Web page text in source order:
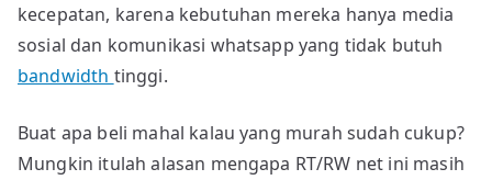
kecepatan, karena kebutuhan mereka hanya media
sosial dan komunikasi whatsapp yang tidak butuh
bandwidth tinggi.
Buat apa beli mahal kalau yang murah sudah cukup?
Mungkin itulah alasan mengapa RT/RW net ini masih